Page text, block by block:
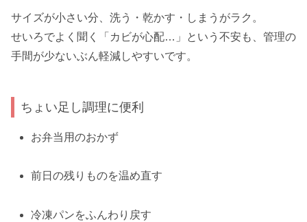
サイズが小さい分、洗う・乾かす・しまうがラク。
せいろでよく聞く「カビが心配…」という不安も、管理の
手間が少ないぶん軽減しやすいです。
ちょい足し調理に便利
お弁当用のおかず
前日の残りものを温め直す
冷凍パンをふんわり戻す